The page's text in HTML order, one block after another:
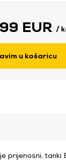
EUR /
u košaricu
prijenosni, tanki